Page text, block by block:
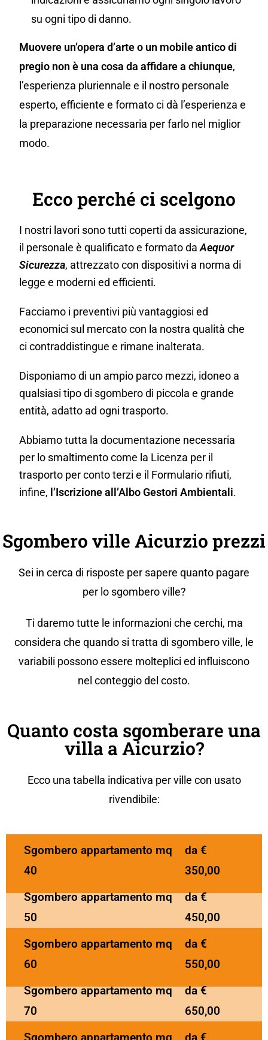
su ogni tipo di danno.
Muovere un’opera d’arte o un mobile antico di
pregio non è una cosa da affidare a chiunque,
l’esperienza pluriennale e il nostro personale
esperto, efficiente e formato ci dà l’esperienza e
la preparazione necessaria per farlo nel miglior
modo.
Ecco perché ci scelgono
I nostri lavori sono tutti coperti da assicurazione,
il personale è qualificato e formato daAequor
Sicurezza, attrezzato con dispositivi a norma di
legge e moderni ed efficienti.
Facciamo i preventivi più vantaggiosi ed
economici sul mercato con la nostra qualità che
ci contraddistingue e rimane inalterata.
Disponiamo di un ampio parco mezzi, idoneo a
qualsiasi tipo di sgombero di piccola e grande
entità, adatto ad ogni trasporto.
Abbiamo tutta la documentazione necessaria
per lo smaltimento come la Licenza per il
trasporto per conto terzi e il Formulario rifiuti,
infine, l’Iscrizione all’Albo Gestori Ambientali.
Sgombero ville Aicurzio prezzi
Sei in cerca di risposte per sapere quanto pagare
per lo sgombero ville?
Ti daremo tutte le informazioni che cerchi, ma
considera che quando si tratta di sgombero ville, le
variabili possono essere molteplici ed influiscono
nel conteggio del costo.
Quanto costa sgomberare una
villa a Aicurzio?
Ecco una tabella indicativa per ville con usato
rivendibile:
Sgombero appartamento mq
40
da €
350,00
Sgombero appartamento mq
50
da €
450,00
Sgombero appartamento mq
60
da €
550,00
Sgombero appartamento mq
70
da €
650,00